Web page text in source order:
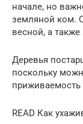
начале, но
земляной ком.
весной, а
Деревья
поскольку
приживаемость
READ Как